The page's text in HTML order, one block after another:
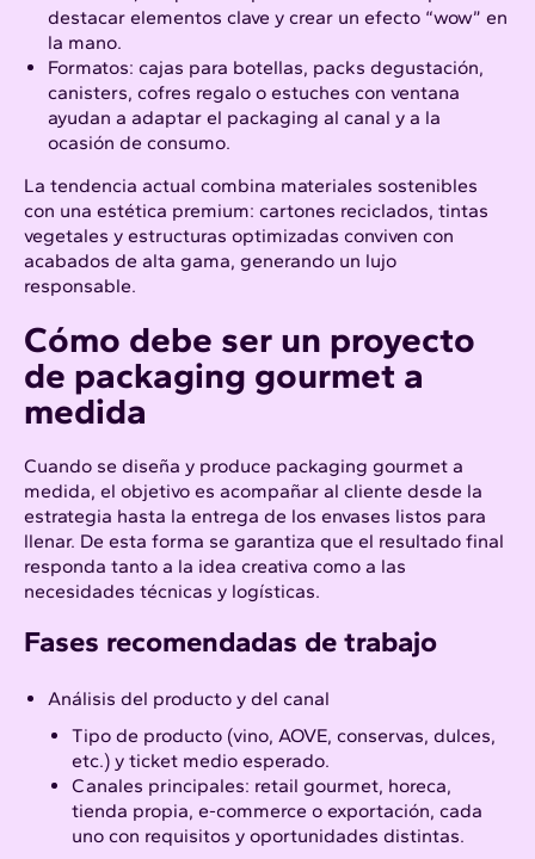
destacar elementos clave y crear un efecto “wow” en
la mano.
Formatos: cajas para botellas, packs degustación,
canisters, cofres regalo o estuches con ventana
ayudan a adaptar el packaging al canal y a la
ocasión de consumo.
La tendencia actual combina materiales sostenibles
con una estética premium: cartones reciclados, tintas
vegetales y estructuras optimizadas conviven con
acabados de alta gama, generando un lujo
responsable.​
Cómo debe ser un proyecto
de packaging gourmet a
medida
Cuando se diseña y produce packaging gourmet a
medida, el objetivo es acompañar al cliente desde la
estrategia hasta la entrega de los envases listos para
llenar. De esta forma se garantiza que el resultado final
responda tanto a la idea creativa como a las
necesidades técnicas y logísticas.
Fases recomendadas de trabajo
Análisis del producto y del canal
Tipo de producto (vino, AOVE, conservas, dulces,
etc.) y ticket medio esperado.
Canales principales: retail gourmet, horeca,
tienda propia, e-commerce o exportación, cada
uno con requisitos y oportunidades distintas.